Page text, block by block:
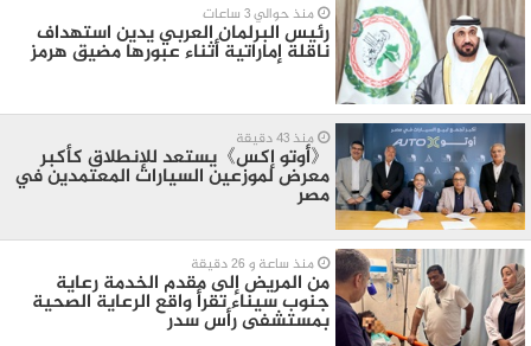
منذ حوالي 3 ساعات
رئيس البرلمان العربي يدين استهداف
ناقلة إماراتية أثناء عبورها مضيق هرمز
منذ 43 دقيقة
《أوتو إكس》يستعد للإنطلاق كأكبر
معرض لموزعين السيارات المعتمدين في
مصر
منذ ساعة و 26 دقيقة
من المريض إلى مقدم الخدمة رعاية
جنوب سيناء تقرأ واقع الرعاية الصحية
بمستشفى رأس سدر